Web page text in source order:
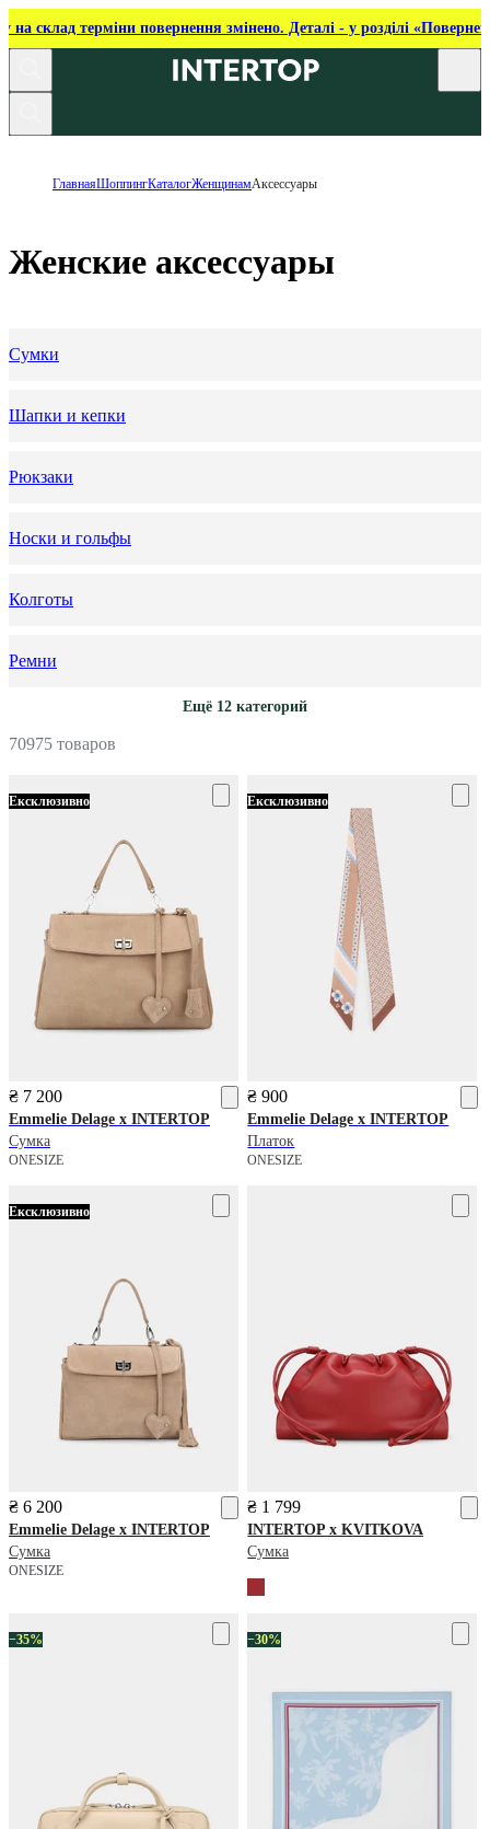
на склад терміни повернення змінено. Деталі - у розділі
ГлавнаяШоппингКаталогЖенщинамАксессуары
Женские аксессуары
Сумки
Шапки и кепки
Рюкзаки
Носки и гольфы
Колготы
Ремни
Ещё 12 категорий
70975 товаров
Ексклюзивно
₴ 7 200
Emmelie Delage x INTERTOP
Сумка
ONESIZE
Ексклюзивно
₴ 900
Emmelie Delage x INTERTOP
Платок
ONESIZE
Ексклюзивно
₴ 6 200
Emmelie Delage x INTERTOP
Сумка
ONESIZE
₴ 1 799
INTERTOP x KVITKOVA
Сумка
−35% −30%